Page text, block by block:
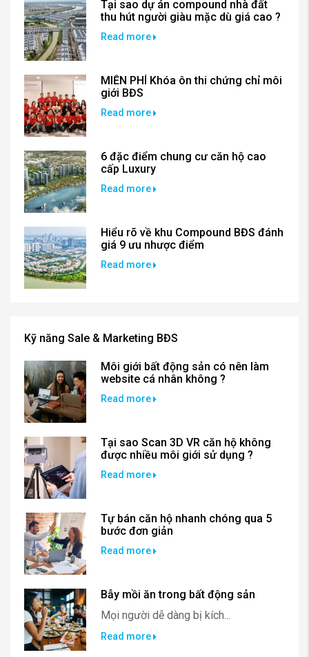
Tại sao dự án compound nhà đất
thu hút người giàu mặc dù giá cao ?
Read more
MIỄN PHÍ Khóa ôn thi chứng chỉ môi
giới BĐS
Read more
6 đặc điểm chung cư căn hộ cao
cấp Luxury
Read more
Hiểu rõ về khu Compound BĐS đánh
giá 9 ưu nhược điểm
Read more
Kỹ năng Sale & Marketing BĐS
Môi giới bất động sản có nên làm
website cá nhân không ?
Read more
Tại sao Scan 3D VR căn hộ không
được nhiều môi giới sử dụng ?
Read more
Tự bán căn hộ nhanh chóng qua 5
bước đơn giản
Read more
Bẫy mồi ăn trong bất động sản
Mọi người dễ dàng bị kích...
Read more